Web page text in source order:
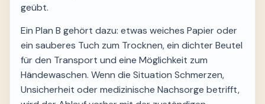
geübt.
Ein Plan B gehört dazu: etwas weiches Papier oder
ein sauberes Tuch zum Trocknen, ein dichter Beutel
für den Transport und eine Möglichkeit zum
Händewaschen. Wenn die Situation Schmerzen,
Unsicherheit oder medizinische Nachsorge betrifft,